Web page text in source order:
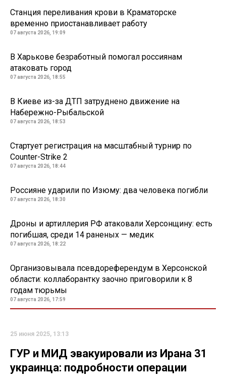
Станция переливания крови в Краматорске
временно приостанавливает работу
07 августа 2026, 19:09
В Харькове безработный помогал россиянам
атаковать город
07 августа 2026, 18:55
В Киеве из-за ДТП затруднено движение на
Набережно-Рыбальской
07 августа 2026, 18:53
Стартует регистрация на масштабный турнир по
Counter-Strike 2
07 августа 2026, 18:44
Россияне ударили по Изюму: два человека погибли
07 августа 2026, 18:30
Дроны и артиллерия РФ атаковали Херсонщину: есть
погибшая, среди 14 раненых — медик
07 августа 2026, 18:22
Организовывала псевдореферендум в Херсонской
области: коллаборантку заочно приговорили к 8
годам тюрьмы
07 августа 2026, 17:59
25 июня 2025, 13:13
ГУР и МИД эвакуировали из Ирана 31
украинца: подробности операции